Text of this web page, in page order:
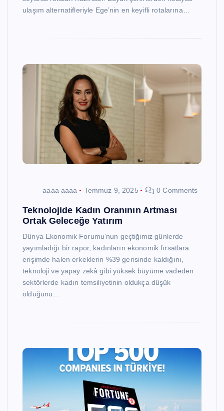
ulaşım alternatifleriyle Ege’nin en keyifli rotalarına…
aaaa aaaa Temmuz 9, 2025 0 Comments
Teknolojide Kadın Oranının Artması
Ortak Geleceğe Yatırım
Dünya Ekonomik Forumu’nun geçtiğimiz günlerde
yayımladığı bir rapor, kadınların ekonomik fırsatlara
erişimde halen erkeklerin %39 gerisinde kaldığını,
teknoloji ve yapay zekâ gibi yüksek büyüme vadeden
sektörlerde kadın temsiliyetinin oldukça düşük
olduğunu…